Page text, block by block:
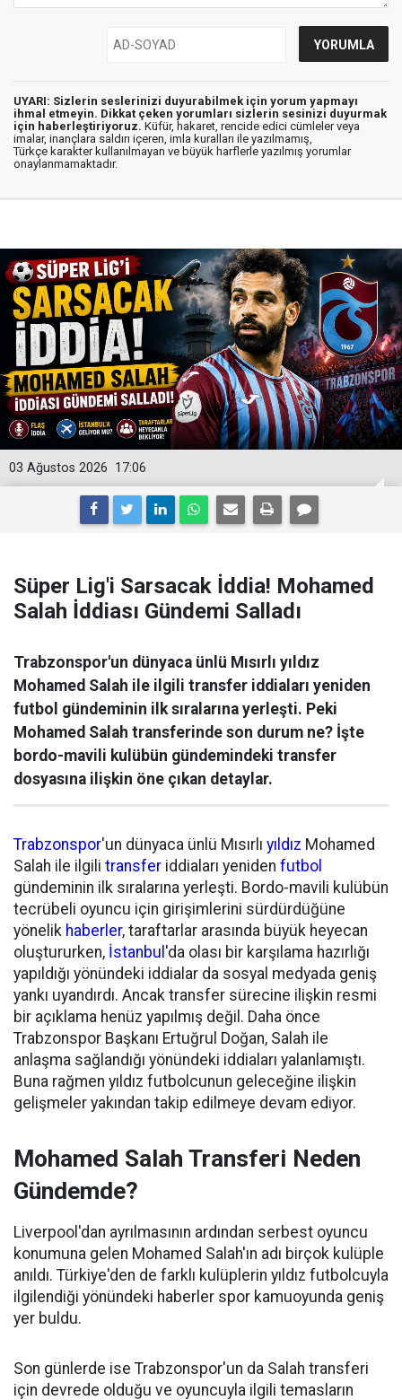
UYARI: Sizlerin seslerinizi duyurabilmek için yorum yapmayı
ihmal etmeyin. Dikkat çeken yorumları sizlerin sesinizi duyurmak
için haberleştiriyoruz. Küfür, hakaret, rencide edici cümleler veya
imalar, inançlara saldırı içeren, imla kuralları ile yazılmamış,
Türkçe karakter kullanılmayan ve büyük harflerle yazılmış yorumlar
onaylanmamaktadır.
17:06
03 Ağustos 2026
Süper Lig'i Sarsacak İddia! Mohamed
Salah İddiası Gündemi Salladı
Trabzonspor'un dünyaca ünlü Mısırlı yıldız
Mohamed Salah ile ilgili transfer iddiaları yeniden
futbol gündeminin ilk sıralarına yerleşti. Peki
Mohamed Salah transferinde son durum ne? İşte
bordo-mavili kulübün gündemindeki transfer
dosyasına ilişkin öne çıkan detaylar.
Trabzonspor'un dünyaca ünlü Mısırlı yıldız Mohamed
Salah ile ilgili transfer iddiaları yeniden futbol
gündeminin ilk sıralarına yerleşti. Bordo-mavili kulübün
tecrübeli oyuncu için girişimlerini sürdürdüğüne
yönelik haberler, taraftarlar arasında büyük heyecan
oluştururken, İstanbul 'da olası bir karşılama hazırlığı
yapıldığı yönündeki iddialar da sosyal medyada geniş
yankı uyandırdı. Ancak transfer sürecine ilişkin resmi
bir açıklama henüz yapılmış değil. Daha önce
Trabzonspor Başkanı Ertuğrul Doğan, Salah ile
anlaşma sağlandığı yönündeki iddiaları yalanlamıştı.
Buna rağmen yıldız futbolcunun geleceğine ilişkin
gelişmeler yakından takip edilmeye devam ediyor.
Mohamed Salah Transferi Neden
Gündemde?
Liverpool'dan ayrılmasının ardından serbest oyuncu
konumuna gelen Mohamed Salah'ın adı birçok kulüple
anıldı. Türkiye'den de farklı kulüplerin yıldız futbolcuyla
ilgilendiği yönündeki haberler spor kamuoyunda geniş
yer buldu.
Son günlerde ise Trabzonspor'un da Salah transferi
için devrede olduğu ve oyuncuyla ilgili temasların